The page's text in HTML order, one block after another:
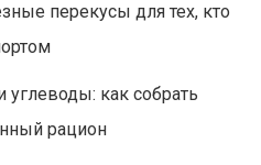
перекусы для тех, кто
как собрать
рацион